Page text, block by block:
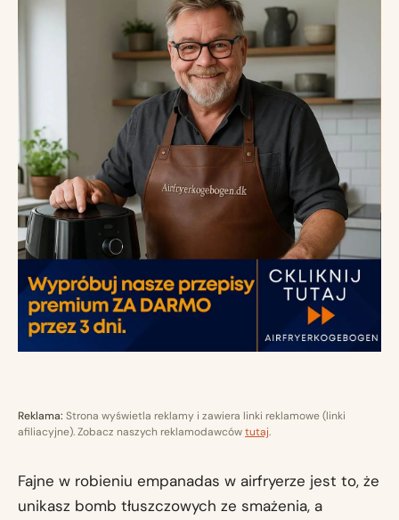
Reklama: Strona wyświetla reklamy i zawiera linki reklamowe (linki
afiliacyjne). Zobacz naszych reklamodawcówtutaj.
Fajne w robieniu empanadas w airfryerze jest to, że
unikasz bomb tłuszczowych ze smażenia, a